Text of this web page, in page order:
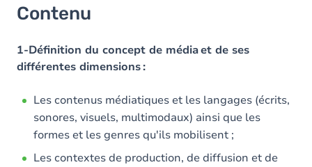
Contenu
1-Définition du concept de média et de ses
différentes dimensions :
Les contenus médiatiques et les langages (écrits,
sonores, visuels, multimodaux) ainsi que les
formes et les genres qu'ils mobilisent ;
Les contextes de production, de diffusion et de